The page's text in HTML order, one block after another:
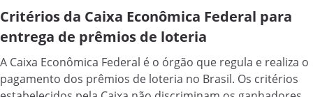
Critérios da Caixa Econômica Federal para
entrega de prêmios de loteria
A Caixa Econômica Federal é o órgão que regula e realiza o
pagamento dos prêmios de loteria no Brasil. Os critérios